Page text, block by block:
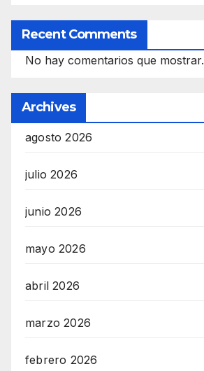
Recent Comments
No hay comentarios que mostrar.
Archives
agosto 2026
julio 2026
junio 2026
mayo 2026
abril 2026
marzo 2026
febrero 2026